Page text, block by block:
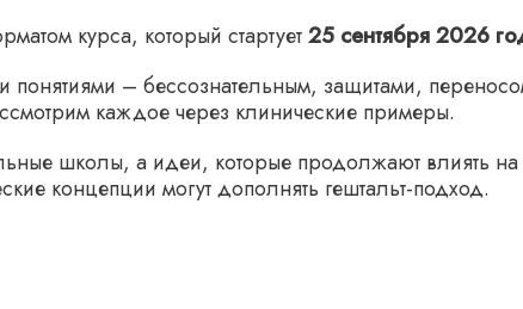
курса, который стартует25 сентября 2026
понятиями – бессознательным, защитами,
каждое через клинические примеры.
школы, а идеи, которые продолжают влиять
концепции могут дополнять гештальт-подход.